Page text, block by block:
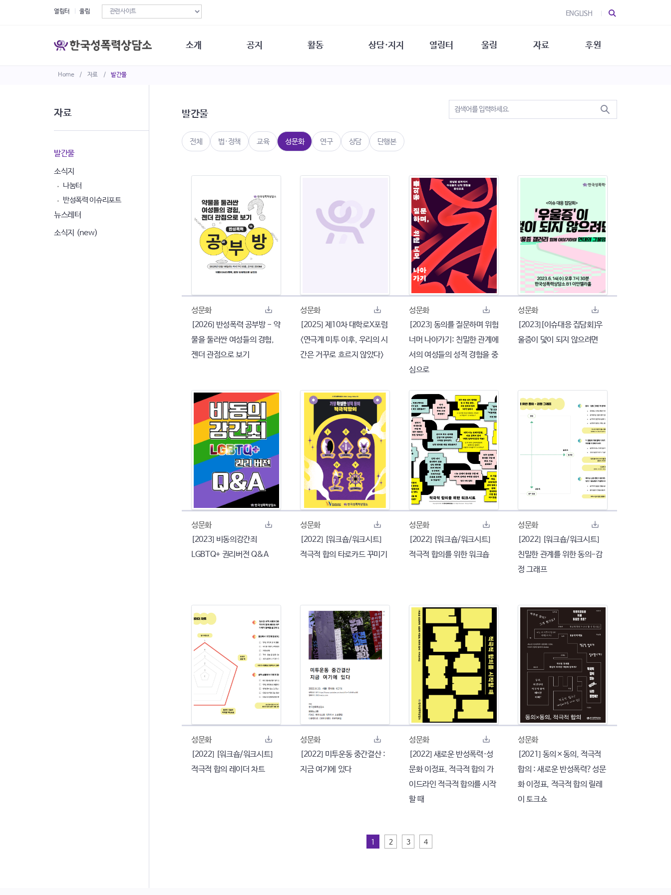
Home / 자료 / 발간물
열림터 울림 ENGLISH
소개
오시는길
정관·규정·약속
비전선언문
공지 활동
생존자 역량강화
여성·인권·국제연대
상담·지지
함께 고민하기
상담 통계
열림터 울림 자료
뉴스레터
후원
자료
발간물
소식지
나눔터
반성폭력 이슈리포트
뉴스레터
소식지 (new)
발간물
전체 법·정책 교육 성문화 연구 상담 단행본
성문화
[2026] 반성폭력 공부방 - 약
물을 둘러싼 여성들의 경험,
젠더 관점으로 보기
성문화
[2025] 제10차 대학로X포럼
<연극계 미투 이후, 우리의 시
간은 거꾸로 흐르지 않았다>
성문화
[2023] 동의를 질문하며 위험
너머 나아가기: 친밀한 관계에
서의 여성들의 성적 경험을 중
심으로
성문화
[2023][이슈대응 집담회]우
울증이 덫이 되지 않으려면
성문화
[2023] 비동의강간죄
LGBTQ+ 권리버전 Q&A
성문화
[2022] [워크숍/워크시트]
적극적 합의 타로카드 꾸미기
성문화
[2022] [워크숍/워크시트]
적극적 합의를 위한 워크숍
성문화
[2022] [워크숍/워크시트]
친밀한 관계를 위한 동의-감
정 그래프
성문화
[2022] [워크숍/워크시트]
적극적 합의 레이더 차트
성문화
[2022] 미투운동 중간결산 :
지금 여기에 있다
성문화
[2022] 새로운 반성폭력·성
문화 이정표, 적극적 합의 가
이드라인 적극적 합의를 시작
할 때
성문화
[2021] 동의×동의, 적극적
합의 : 새로운 반성폭력?성문
화 이정표, 적극적 합의 릴레
이 토크쇼
1 2 3 4